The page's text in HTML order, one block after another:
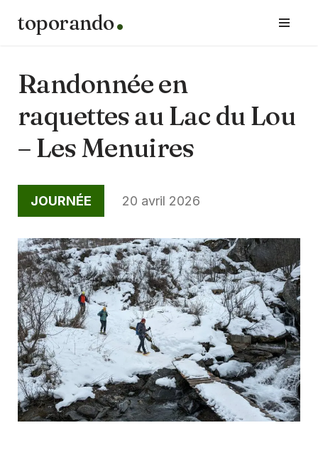
contenu
toporando
Randonnée en
raquettes au Lac du Lou
– Les Menuires
JOURNÉE 20 avril 2026